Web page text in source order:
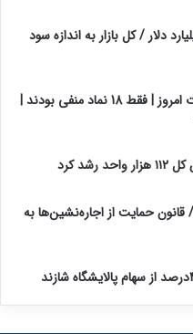
بورس ایران به زیر ۱۰۰ میلیارد دلار / کل بازار به اندازه سود
ورود 9 همت پول به بورس در معاملات امروز | فقط 18 نماد منفی بودند |
کرد
/ قانون حمایت از اجاره‌نشین‌ها به